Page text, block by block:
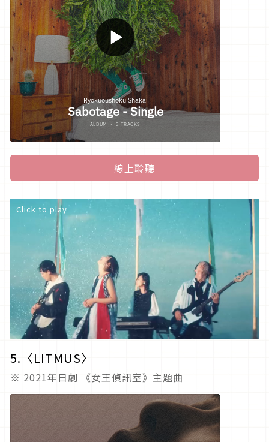
線上聆聽
Click to play
5.〈LITMUS〉
※ 2021年日劇 《女王偵訊室》主題曲